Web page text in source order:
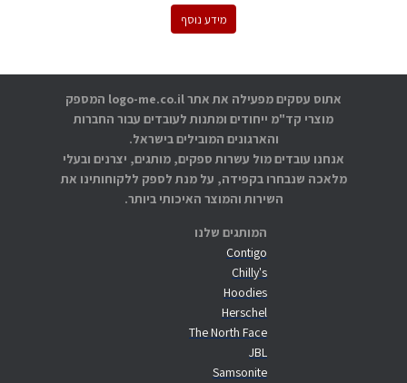
מידע נוסף
המותגים שלנו
Contigo
Chilly's
Hoodies
Herschel
The North Face
JBL
Samsonite
אתוס עסקים מפעילה את אתר logo-me.co.il המספק
מוצרי קד"מ ייחודים ומתנות לעובדים עבור החברות
והארגונים המובילים בישראל.
אנחנו עובדים מול עשרות ספקים, מותגים, יצרנים ובעלי
מלאכה שנבחרו בקפידה, על מנת לספק ללקוחותינו את
השירות והמוצר האיכותי ביותר.